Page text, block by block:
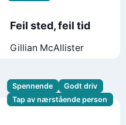
Feil sted, feil tid
Gillian McAllister
Spennende
Godt driv
Tap av nærstående person